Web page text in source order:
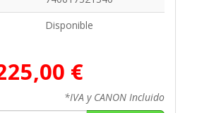
Disponible
€
*IVA y CANON Incluido